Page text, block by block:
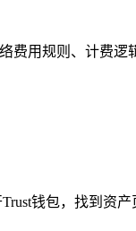
费用规则、计费逻
钱包，找到资产